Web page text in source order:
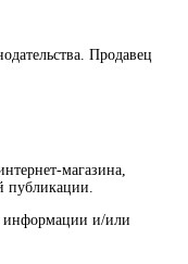
Продавец
магазина,
публикации.
информации и/или